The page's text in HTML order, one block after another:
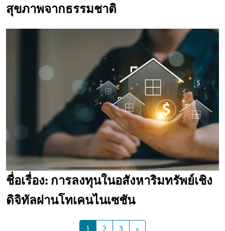
สุขภาพจากธรรมชาติ
ชื่อเรื่อง: การลงทุนในอสังหาริมทรัพย์เชิง
ดิจิทัลผ่านโทเคนไนเซชัน
1 2 3 »